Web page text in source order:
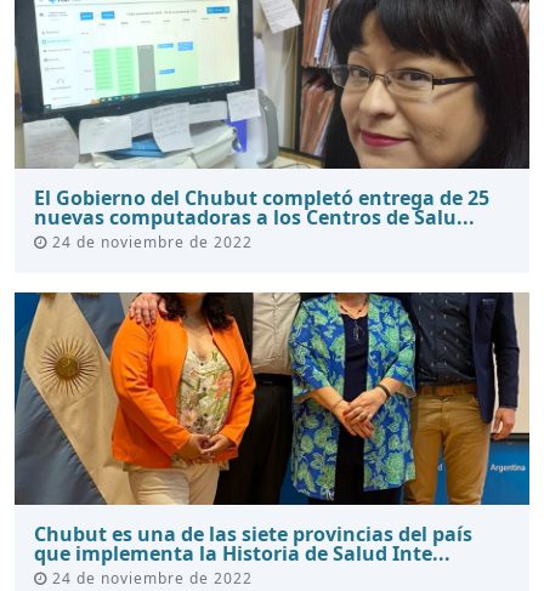
El Gobierno del Chubut completó entrega de 25
nuevas computadoras a los Centros de Salu...
24 de noviembre de 2022
Chubut es una de las siete provincias del país
que implementa la Historia de Salud Inte...
24 de noviembre de 2022